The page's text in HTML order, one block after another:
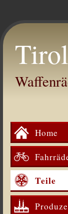
Home
Teile